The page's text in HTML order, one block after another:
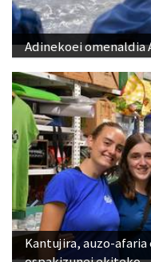
Adinekoei omenaldia
Kantujira, auzo-